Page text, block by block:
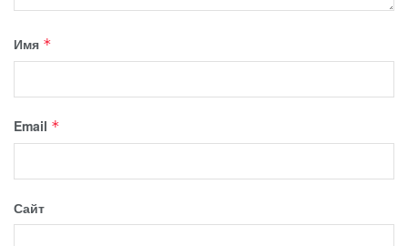
Имя *
Email *
Сайт